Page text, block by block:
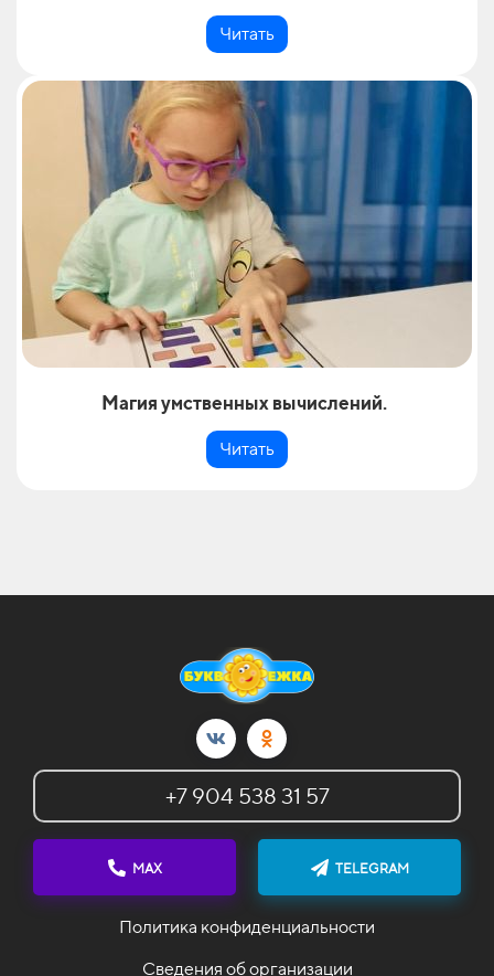
Читать
Магия умственных вычислений.
Читать
+7 904 538 31 57
MAX TELEGRAM
Политика конфиденциальности
Сведения об организации